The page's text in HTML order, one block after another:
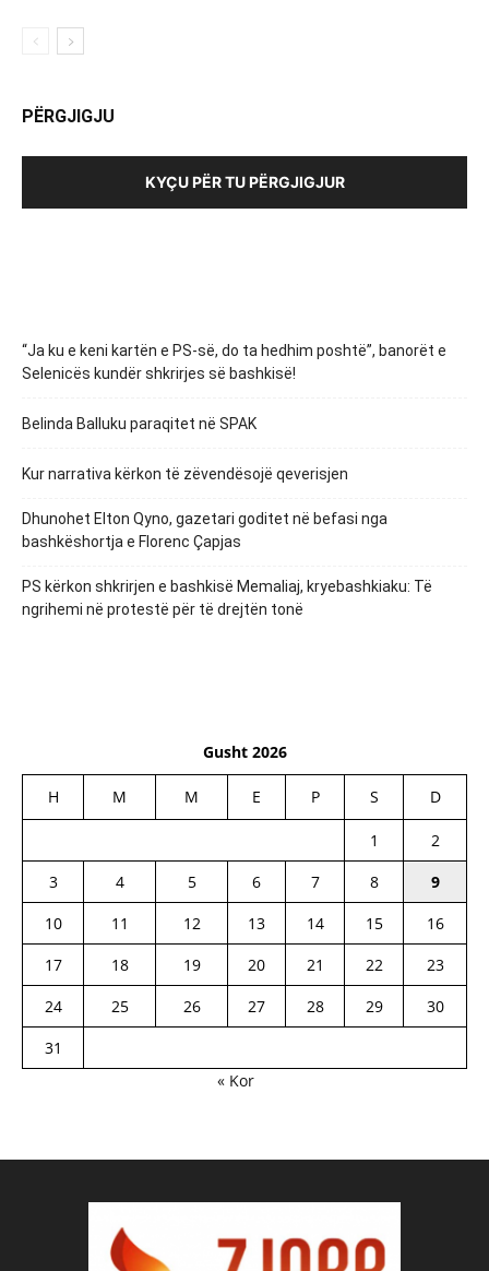
PËRGJIGJU
KYÇU PËR TU PËRGJIGJUR
“Ja ku e keni kartën e PS-së, do ta hedhim poshtë”, banorët e
Selenicës kundër shkrirjes së bashkisë!
Belinda Balluku paraqitet në SPAK
Kur narrativa kërkon të zëvendësojë qeverisjen
Dhunohet Elton Qyno, gazetari goditet në befasi nga
bashkëshortja e Florenc Çapjas
PS kërkon shkrirjen e bashkisë Memaliaj, kryebashkiaku: Të
ngrihemi në protestë për të drejtën tonë
Gusht 2026
H M M E P S D
1
2
3
4 5 6 7 8
9
10
11 12 13 14 15
16
17
18 19 20 21 22
23
24
25 26 27 28 29
30
31
« Kor